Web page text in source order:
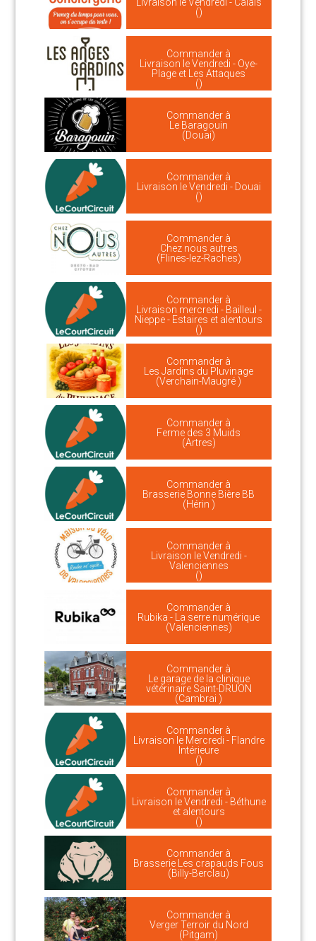
()
Commander à
Livraison le Vendredi - Oye-
Plage et Les Attaques
()
Commander à
Le Baragouin
(Douai)
Commander à
Livraison le Vendredi - Douai
()
Commander à
Chez nous autres
(Flines-lez-Raches)
Commander à
Livraison mercredi - Bailleul -
Nieppe - Estaires et alentours
()
Commander à
Les Jardins du Pluvinage
(Verchain-Maugré )
Commander à
Ferme des 3 Muids
(Artres)
Commander à
Brasserie Bonne Bière BB
(Hérin )
Commander à
Livraison le Vendredi -
Valenciennes
()
Commander à
Rubika - La serre numérique
(Valenciennes)
Commander à
Le garage de la clinique
vétérinaire Saint-DRUON
(Cambrai )
Commander à
Livraison le Mercredi - Flandre
Intérieure
()
Commander à
Livraison le Vendredi - Béthune
et alentours
()
Commander à
Brasserie Les crapauds Fous
(Billy-Berclau)
Commander à
Verger Terroir du Nord
(Pitgam)